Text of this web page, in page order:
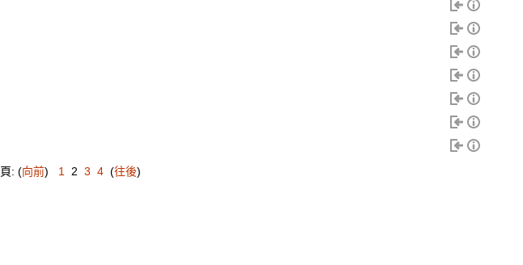
頁: (向前) 1 2 3 4(往後)